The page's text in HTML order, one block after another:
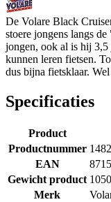
De Volare Black
stoere jongens langs
jongen, ook al is hij
kunnen leren fietsen.
dus bijna fietsklaar.
Specificaties
Product
Productnummer
EAN
Gewicht product
Merk